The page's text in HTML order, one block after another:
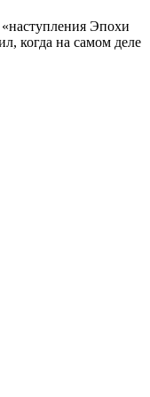
Эпохи
когда на самом деле